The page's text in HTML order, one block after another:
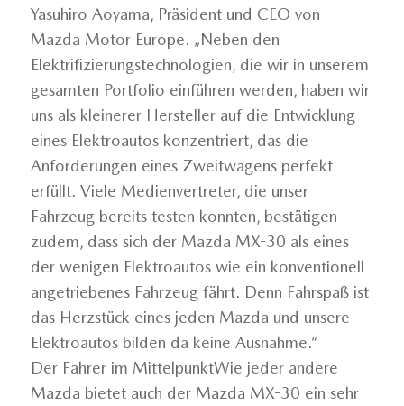
Yasuhiro Aoyama, Präsident und CEO von
Mazda Motor Europe. „Neben den
Elektrifizierungstechnologien, die wir in unserem
gesamten Portfolio einführen werden, haben wir
uns als kleinerer Hersteller auf die Entwicklung
eines Elektroautos konzentriert, das die
Anforderungen eines Zweitwagens perfekt
erfüllt. Viele Medienvertreter, die unser
Fahrzeug bereits testen konnten, bestätigen
zudem, dass sich der Mazda MX-30 als eines
der wenigen Elektroautos wie ein konventionell
angetriebenes Fahrzeug fährt. Denn Fahrspaß ist
das Herzstück eines jeden Mazda und unsere
Elektroautos bilden da keine Ausnahme.“
Der Fahrer im MittelpunktWie jeder andere
Mazda bietet auch der Mazda MX-30 ein sehr